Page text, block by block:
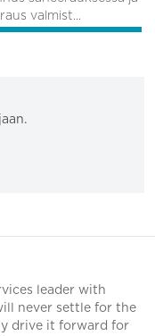
valmist...
leader with
never settle for the
drive it forward for